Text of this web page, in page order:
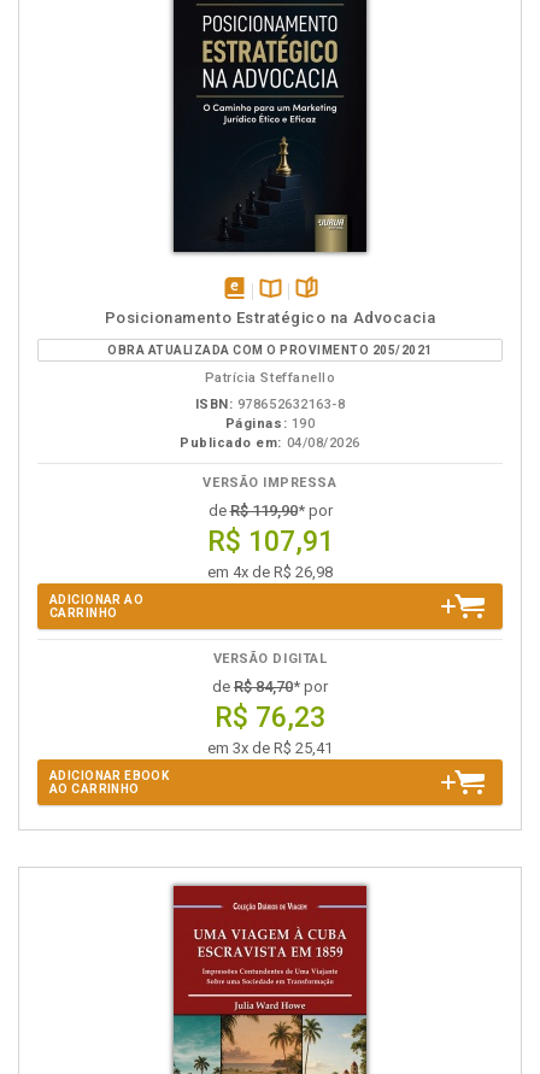
disponível
em
eBook
Disponível
na
B.V.
páginas
Posicionamento Estratégico na Advocacia
OBRA ATUALIZADA COM O PROVIMENTO 205/2021
Patrícia Steffanello
ISBN: 978652632163-8
Páginas: 190
Publicado em: 04/08/2026
VERSÃO IMPRESSA
deR$ 119,90* por
R$ 107,91
em 4x de R$ 26,98
ADICIONAR AO
CARRINHO
VERSÃO DIGITAL
de R$ 84,70* por
R$ 76,23
em 3x de R$ 25,41
ADICIONAR EBOOK
AO CARRINHO